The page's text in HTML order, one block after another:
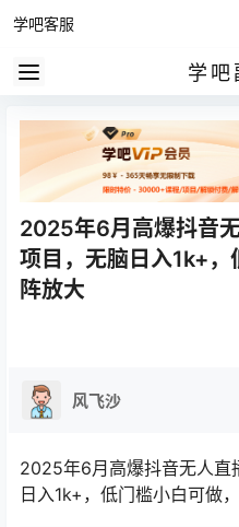
学吧客服
学吧
2025年6月高爆抖音
项目，无脑日入1k+
阵放大
风飞沙
2025年6月高爆抖音无人直
日入1k+，低门槛小白可做